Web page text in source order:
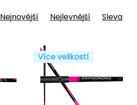
Nejnovější Nejlevnější
Sleva
Více velikostí